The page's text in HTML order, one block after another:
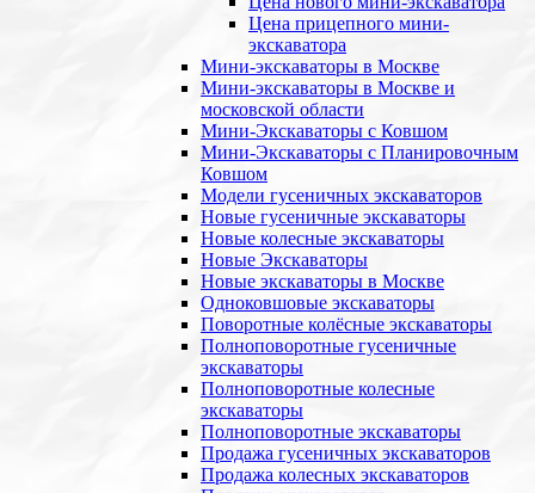
Цена прицепного мини-
экскаватора
Мини-экскаваторы в Москве
Мини-экскаваторы в Москве и
московской области
Мини-Экскаваторы с Ковшом
Мини-Экскаваторы с Планировочным
Ковшом
Модели гусеничных экскаваторов
Новые гусеничные экскаваторы
Новые колесные экскаваторы
Новые Экскаваторы
Новые экскаваторы в Москве
Одноковшовые экскаваторы
Поворотные колёсные экскаваторы
Полноповоротные гусеничные
экскаваторы
Полноповоротные колесные
экскаваторы
Полноповоротные экскаваторы
Продажа гусеничных экскаваторов
Продажа колесных экскаваторов